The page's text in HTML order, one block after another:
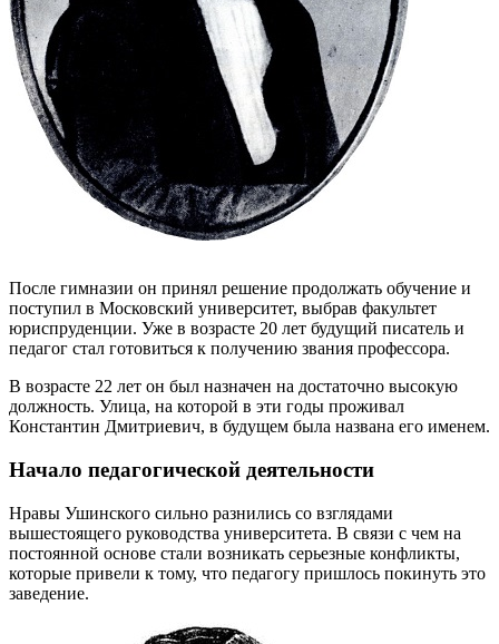
После гимназии он принял решение продолжать обучение и
поступил в Московский университет, выбрав факультет
юриспруденции. Уже в возрасте 20 лет будущий писатель и
педагог стал готовиться к получению звания профессора.
В возрасте 22 лет он был назначен на достаточно высокую
должность. Улица, на которой в эти годы проживал
Константин Дмитриевич, в будущем была названа его именем.
Начало педагогической деятельности
Нравы Ушинского сильно разнились со взглядами
вышестоящего руководства университета. В связи с чем на
постоянной основе стали возникать серьезные конфликты,
которые привели к тому, что педагогу пришлось покинуть это
заведение.